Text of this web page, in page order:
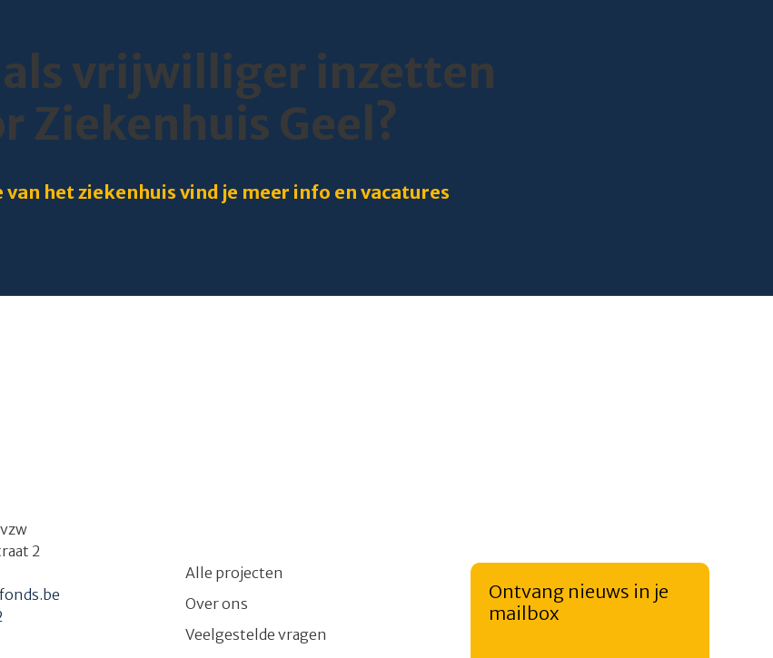
als vrijwilliger inzetten
Ziekenhuis Geel?
van het ziekenhuis vind je meer info en vacatures
2
Alle projecten
Over ons
Veelgestelde vragen
Ontvang nieuws in je
mailbox